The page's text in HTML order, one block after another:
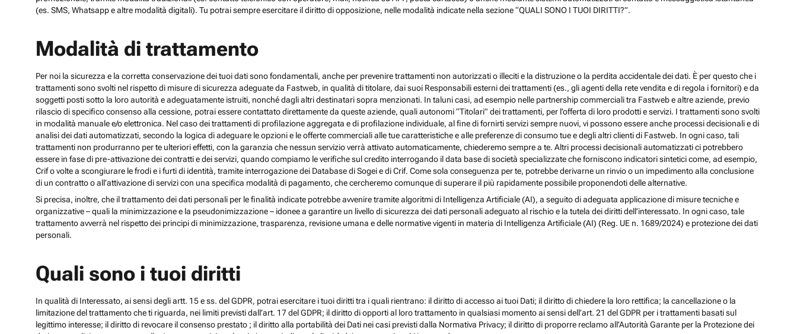
(es. SMS, Whatsapp e altre modalità digitali). Tu potrai sempre esercitare il diritto di opposizione, nelle modalità indicate nella sezione “QUALI SONO I TUOI DIRITTI?”.
Modalità di trattamento
Per noi la sicurezza e la corretta conservazione dei tuoi dati sono fondamentali, anche per prevenire trattamenti non autorizzati o illeciti e la distruzione o la perdita accidentale dei dati. È per questo che i
trattamenti sono svolti nel rispetto di misure di sicurezza adeguate da Fastweb, in qualità di titolare, dai suoi Responsabili esterni dei trattamenti (es., gli agenti della rete vendita e di regola i fornitori) e da
soggetti posti sotto la loro autorità e adeguatamente istruiti, nonché dagli altri destinatari sopra menzionati. In taluni casi, ad esempio nelle partnership commerciali tra Fastweb e altre aziende, previo
rilascio di specifico consenso alla cessione, potrai essere contattato direttamente da queste aziende, quali autonomi “Titolari” dei trattamenti, per l’offerta di loro prodotti e servizi. I trattamenti sono svolti
in modalità manuale e/o elettronica. Nel caso dei trattamenti di profilazione aggregata e di profilazione individuale, al fine di fornirti servizi sempre nuovi, vi possono essere anche processi decisionali e di
analisi dei dati automatizzati, secondo la logica di adeguare le opzioni e le offerte commerciali alle tue caratteristiche e alle preferenze di consumo tue e degli altri clienti di Fastweb. In ogni caso, tali
trattamenti non produrranno per te ulteriori effetti, con la garanzia che nessun servizio verrà attivato automaticamente, chiederemo sempre a te. Altri processi decisionali automatizzati ci potrebbero
essere in fase di pre-attivazione dei contratti e dei servizi, quando compiamo le verifiche sul credito interrogando il data base di società specializzate che forniscono indicatori sintetici come, ad esempio,
Crif o volte a scongiurare le frodi e i furti di identità, tramite interrogazione dei Database di Sogei e di Crif. Come sola conseguenza per te, potrebbe derivarne un rinvio o un impedimento alla conclusione
di un contratto o all’attivazione di servizi con una specifica modalità di pagamento, che cercheremo comunque di superare il più rapidamente possibile proponendoti delle alternative.
Si precisa, inoltre, che il trattamento dei dati personali per le finalità indicate potrebbe avvenire tramite algoritmi di Intelligenza Artificiale (AI), a seguito di adeguata applicazione di misure tecniche e
organizzative – quali la minimizzazione e la pseudonimizzazione – idonee a garantire un livello di sicurezza dei dati personali adeguato al rischio e la tutela dei diritti dell’interessato. In ogni caso, tale
trattamento avverrà nel rispetto dei principi di minimizzazione, trasparenza, revisione umana e delle normative vigenti in materia di Intelligenza Artificiale (AI) (Reg. UE n. 1689/2024) e protezione dei dati
personali.
Quali sono i tuoi diritti
In qualità di Interessato, ai sensi degli artt. 15 e ss. del GDPR, potrai esercitare i tuoi diritti tra i quali rientrano: il diritto di accesso ai tuoi Dati; il diritto di chiedere la loro rettifica; la cancellazione o la
limitazione del trattamento che ti riguarda, nei limiti previsti dall’art. 17 del GDPR; il diritto di opporti al loro trattamento in qualsiasi momento ai sensi dell’art. 21 del GDPR per i trattamenti basati sul
legittimo interesse; il diritto di revocare il consenso prestato ; il diritto alla portabilità dei Dati nei casi previsti dalla Normativa Privacy; il diritto di proporre reclamo all’Autorità Garante per la Protezione dei